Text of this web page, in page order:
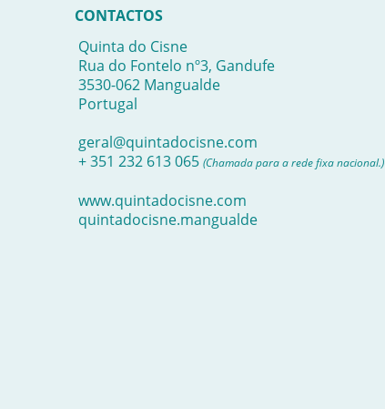
CONTACTOS
Quinta do Cisne
Rua do Fontelo nº3, Gandufe
3530-062 Mangualde
Portugal
geral@quintadocisne.com
+ 351 232 613 065 (Chamada para a rede fixa nacional.)
www.quintadocisne.com
quintadocisne.mangualde